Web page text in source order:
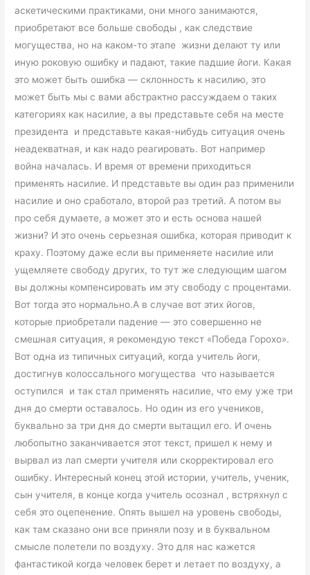
аскетическими практиками, они много занимаются,
приобретают все больше свободы , как следствие
могущества, но на каком-то этапе жизни делают ту или
иную роковую ошибку и падают, такие падшие йоги. Какая
это может быть ошибка — склонность к насилию, это
может быть мы с вами абстрактно рассуждаем о таких
категориях как насилие, а вы представьте себя на месте
президента и представьте какая-нибудь ситуация очень
неадекватная, и как надо реагировать. Вот например
война началась. И время от времени приходиться
применять насилие. И представьте вы один раз применили
насилие и оно сработало, второй раз третий. А потом вы
про себя думаете, а может это и есть основа нашей
жизни? И это очень серьезная ошибка, которая приводит к
краху. Поэтому даже если вы применяете насилие или
ущемляете свободу других, то тут же следующим шагом
вы должны компенсировать им эту свободу с процентами.
Вот тогда это нормально.А в случае вот этих йогов,
которые приобретали падение — это совершенно не
смешная ситуация, я рекомендую текст «Победа Горохо».
Вот одна из типичных ситуаций, когда учитель йоги,
достигнув колоссального могущества что называется
оступился и так стал применять насилие, что ему уже три
дня до смерти оставалось. Но один из его учеников,
буквально за три дня до смерти вытащил его. И очень
любопытно заканчивается этот текст, пришел к нему и
вырвал из лап смерти учителя или скорректировал его
ошибку. Интересный конец этой истории, учитель, ученик,
сын учителя, в конце когда учитель осознал , встряхнул с
себя это оцепенение. Опять вышел на уровень свободы,
как там сказано они все приняли позу и в буквальном
смысле полетели по воздуху. Это для нас кажется
фантастикой когда человек берет и летает по воздуху, а